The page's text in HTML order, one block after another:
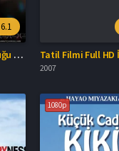
6.1
Tavşan İmparatorluğu İzle Tatil Filmi Full HD
2007
1080p